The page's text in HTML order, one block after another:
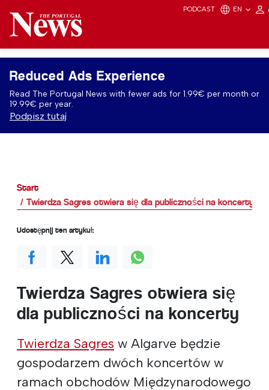
PODCAST EN
Reduced Ads Experience
Read The Portugal News with fewer ads for 1.99€ per month or
19.99€ per year.
Podpisz tutaj
Start
Twierdza Sagres otwiera się dla publiczności na koncerty
Twierdza Sagres otwiera się
dla publiczności na koncerty
Twierdza Sagres w Algarve będzie
gospodarzem dwóch koncertów w
ramach obchodów Międzynarodowego
Udostępnij ten artykuł: